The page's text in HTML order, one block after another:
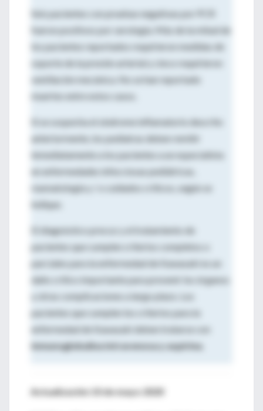
Seis pacientes con pruebas negativas por PCR
fueron positivos por serología. Más de la mitad de
los pacientes reportados requirieron medidas de
soporte de la presión arterial y cinco requirieron
ventilación mecánica. No se han reportado
muertes entre estos casos.
Si se sospecha el síndrome inflamatorio descrito
anteriormente, los pediatras deben remitir
inmediatamente a los pacientes a un especialista
en enfermedades infecciosas pediátricas,
reumatología y / o cuidados críticos, según se
indique.
El diagnóstico precoz y el tratamiento de
pacientes que cumplen criterios completos o
parciales para la enfermedad de Kawasaki es un
daño crítico importante para prevenir los órganos
y otras complicaciones a largo plazo. Los
pacientes que cumplen los criterios para la
enfermedad de Kawasaki deben tratarse con
inmunoglobulina intravenosa y aspirina
Actualización 10 de mayo 2020